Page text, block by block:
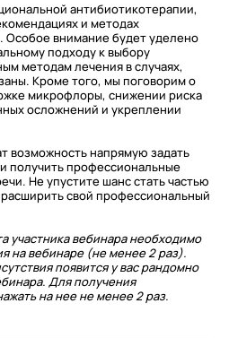
антибиотикотерапии,
и методах
внимание будет уделено
подходу к выбору
методам лечения в случаях,
Кроме того, мы поговорим о
микрофлоры, снижении риска
осложнений и укреплении
возможность напрямую задать
получить профессиональные
Не упустите шанс стать частью
свой профессиональный
участника вебинара необходимо
на вебинаре (не менее 2 раз).
появится у вас рандомно
Для получения
на нее не менее 2 раз.